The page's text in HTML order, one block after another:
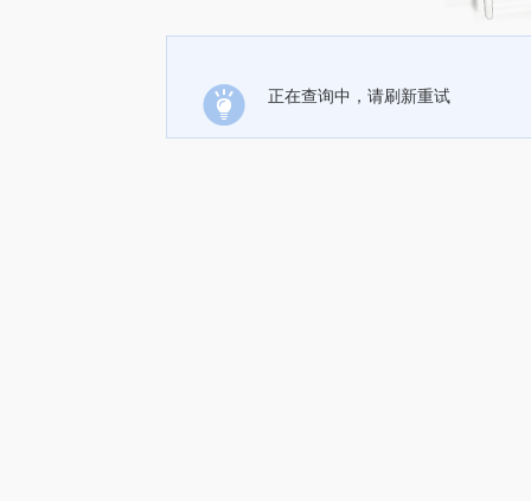
正在查询中，请刷新重试